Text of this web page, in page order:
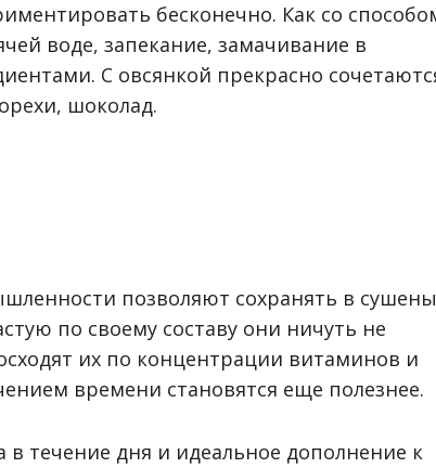
бесконечно. Как со
воде, запекание, замачивание в
С овсянкой прекрасно
шоколад.
позволяют сохранять в
по своему составу они ничуть не
их по концентрации витаминов и
времени становятся еще полезнее.
течение дня и идеальное дополнение к